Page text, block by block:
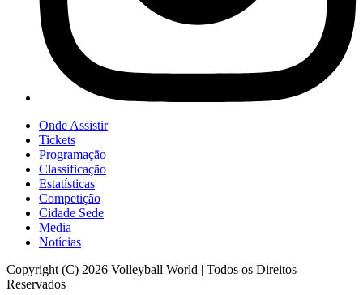
Onde Assistir
Tickets
Programação
Classificação
Estatísticas
Competição
Cidade Sede
Media
Notícias
Copyright (C) 2026 Volleyball World | Todos os Direitos
Reservados